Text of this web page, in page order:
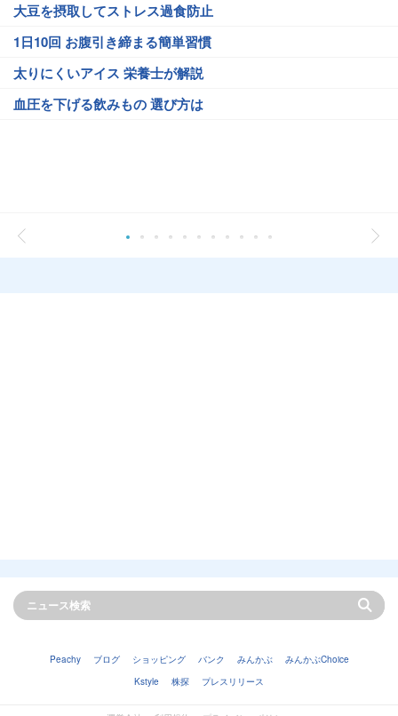
大豆を摂取してストレス過食防止
1日10回 お腹引き締まる簡単習慣
太りにくいアイス 栄養士が解説
血圧を下げる飲みもの 選び方は
Peachy ブログ ショッピング バンク みんかぶ
みんかぶChoice
Kstyle
株探 プレスリリース